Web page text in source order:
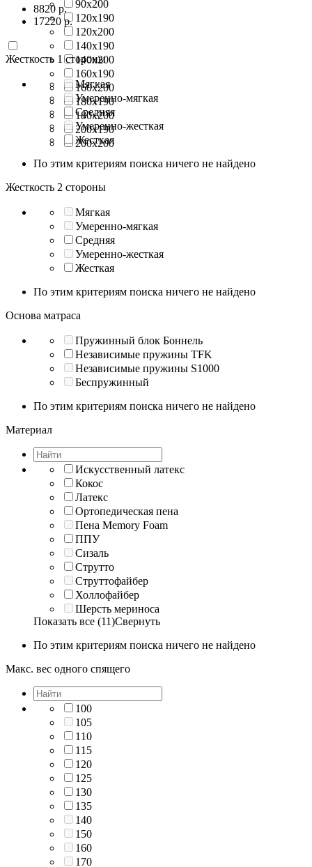
90х200
120х190
120х200
140х190
140х200
160х190
160х200
180х190
180х200
200х190
200х200
8820 р.
17220 р.
Жесткость 1 стороны
Мягкая
Умеренно-мягкая
Средняя
Умеренно-жесткая
Жесткая
По этим критериям поиска ничего не найдено
Жесткость 2 стороны
Мягкая
Умеренно-мягкая
Средняя
Умеренно-жесткая
Жесткая
По этим критериям поиска ничего не найдено
Основа матраса
Пружинный блок Боннель
Независимые пружины TFK
Независимые пружины S1000
Беспружинный
По этим критериям поиска ничего не найдено
Материал
Искусственный латекс
Кокос
Латекс
Ортопедическая пена
Пена Memory Foam
ППУ
Сизаль
Струтто
Струттофайбер
Холлофайбер
Шерсть мериноса
Показать все (11)Свернуть
По этим критериям поиска ничего не найдено
Макс. вес одного спящего
100
105
110
115
120
125
130
135
140
150
160
170